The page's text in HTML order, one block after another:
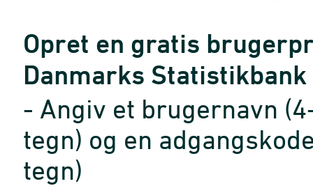
Opret en gratis
Danmarks Statistikbank
- Angiv et brugernavn
tegn) og en
tegn)